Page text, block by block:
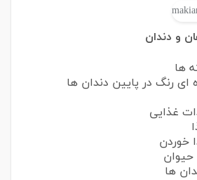
و دندان
ها
ای رنگ در پایین دندان ها
غذایی
خوردن
حیوان
ها